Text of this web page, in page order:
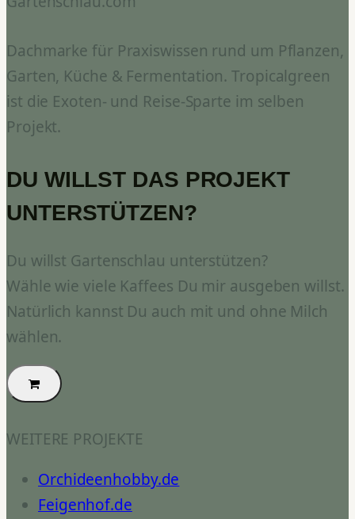
Dachmarke für Praxiswissen rund um Pflanzen,
Garten, Küche & Fermentation. Tropicalgreen
ist die Exoten- und Reise-Sparte im selben
Projekt.
DU WILLST DAS PROJEKT
UNTERSTÜTZEN?
Du willst Gartenschlau unterstützen?
Wähle wie viele Kaffees Du mir ausgeben willst.
Natürlich kannst Du auch mit und ohne Milch
wählen.
WEITERE PROJEKTE
Orchideenhobby.de
Feigenhof.de